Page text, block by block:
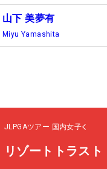
山下 美夢有
Miyu Yamashita
JLPGAツアー 国内女子
リゾートトラスト